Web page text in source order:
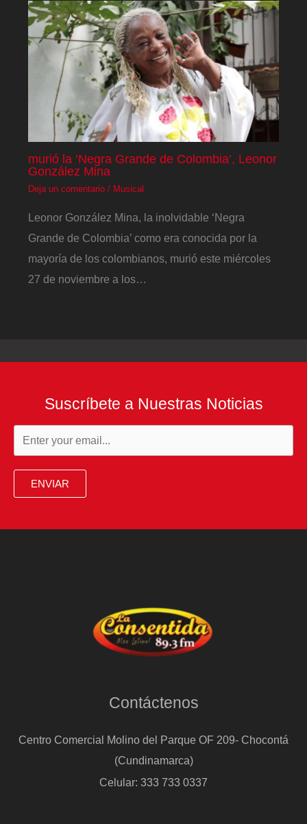
murió la ‘Negra Grande de Colombia’, Leonor
González Mina
Deja un comentario / Musical
Leonor González Mina, la inolvidable ‘Negra
Grande de Colombia’ como era conocida por la
mayoría de los colombianos, murió este miércoles
27 de noviembre a los…
Suscríbete a Nuestras Noticias
ENVIAR
Contáctenos
Centro Comercial Molino del Parque OF 209- Chocontá
(Cundinamarca)
Celular: 333 733 0337